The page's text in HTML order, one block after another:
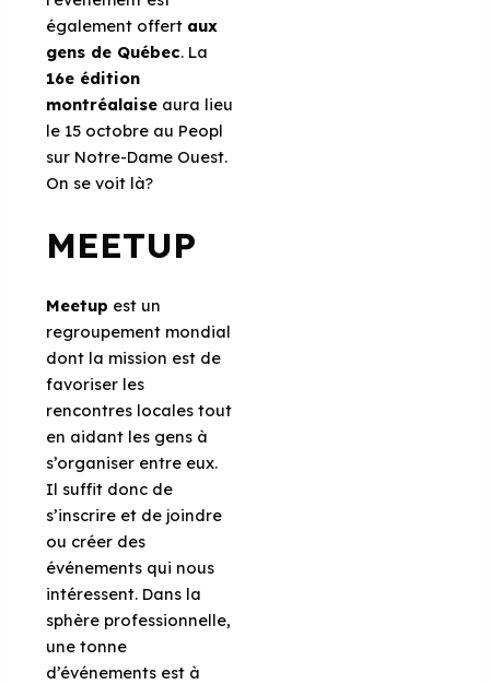
également offert aux
gens de Québec. La
16e édition
montréalaise aura lieu
le 15 octobre au Peopl
sur Notre-Dame Ouest.
On se voit là?
MEETUP
Meetup est un
regroupement mondial
dont la mission est de
favoriser les
rencontres locales tout
en aidant les gens à
s’organiser entre eux.
Il suffit donc de
s’inscrire et de joindre
ou créer des
événements qui nous
intéressent. Dans la
sphère professionnelle,
une tonne
d’événements est à